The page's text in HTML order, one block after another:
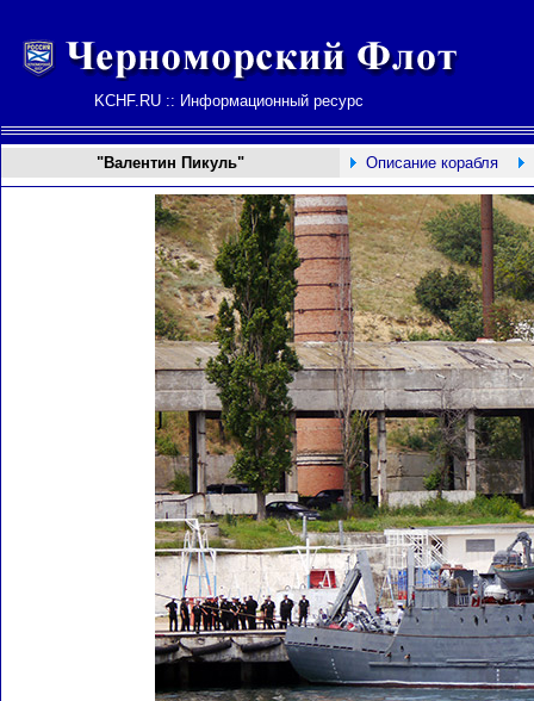
KCHF.RU :: Информационный ресурс
"Валентин Пикуль" Описание корабля